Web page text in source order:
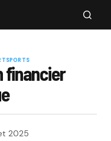
SPORTS
financier
2025